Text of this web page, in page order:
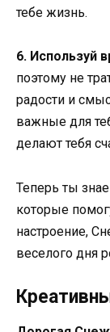
тебе жизнь.
6. Используй
поэтому не
радости и
важные для
делают тебя
Теперь ты
которые
настроение,
веселого дня